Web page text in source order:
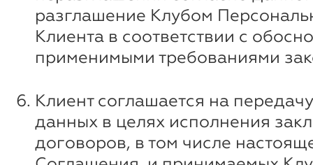
разглашение Клубом
Клиента в соответствии с
применимыми требованиями
Клиент соглашается на
данных в целях исполнения
договоров, в том числе